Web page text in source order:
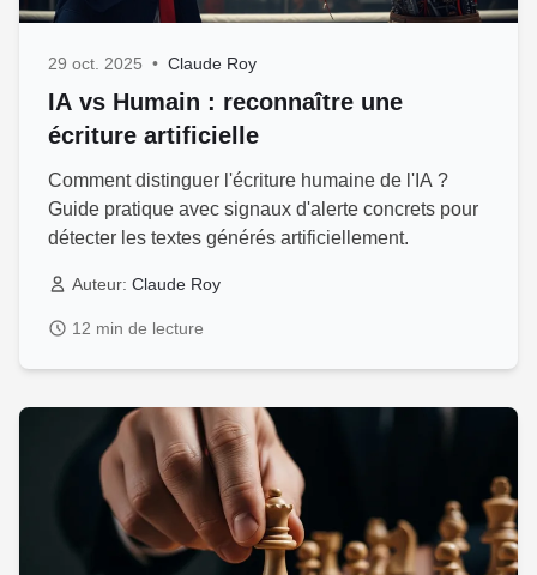
29 oct. 2025 • Claude Roy
IA vs Humain : reconnaître une
écriture artificielle
Comment distinguer l'écriture humaine de l'IA ?
Guide pratique avec signaux d'alerte concrets pour
détecter les textes générés artificiellement.
Auteur: Claude Roy
12 min de lecture